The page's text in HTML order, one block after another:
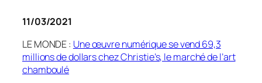
11/03/2021
LE MONDE : Une œuvre numérique se vend 69,3
millions de dollars chez Christie’s, le marché de l’art
chamboulé